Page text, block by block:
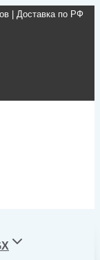
| Доставка по РФ